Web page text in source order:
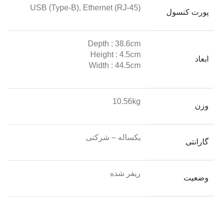
پورت کنسول
USB (Type-B), Ethernet (RJ-45)
ابعاد
Depth : 38.6cm
Height : 4.5cm
Width : 44.5cm
وزن
10.56kg
گارانتی
یکساله – شرکتی
وضعیت
ریفر شده